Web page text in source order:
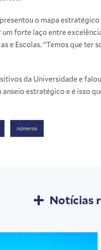
o mapa
forte laço entre
e Escolas. “Temos que
da Universidade e
estratégico e é isso
números
Notícias